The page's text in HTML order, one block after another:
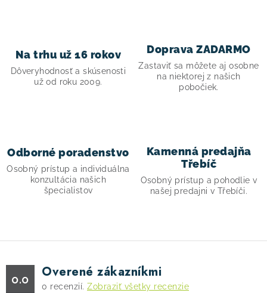
a
v
k
p
s
u
Na trhu už 16 rokov
Dôveryhodnosť a skúsenosti
už od roku 2009.
Doprava ZADARMO
Zastaviť sa môžete aj osobne
na niektorej z našich
pobočiek.
Odborné poradenstvo
Osobný prístup a individuálna
konzultácia našich
špecialistov
Kamenná predajňa
Třebíč
Osobný prístup a pohodlie v
našej predajni v Třebíči.
0.0 Overené zákazníkmi
0 recenzií. Zobraziť všetky recenzie